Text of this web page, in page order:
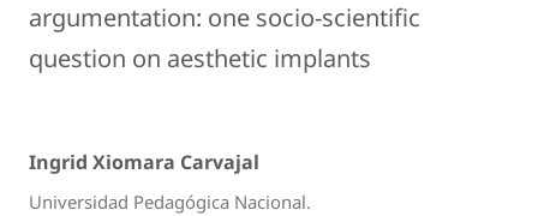
argumentation: one socio-scientific
question on aesthetic implants
Ingrid Xiomara Carvajal
Universidad Pedagógica Nacional.